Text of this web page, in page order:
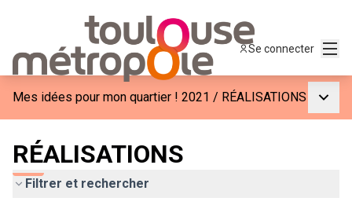
Se connecter
Mes idées pour mon quartier ! 2021 / RÉALISATIONS
RÉALISATIONS
Filtrer et rechercher